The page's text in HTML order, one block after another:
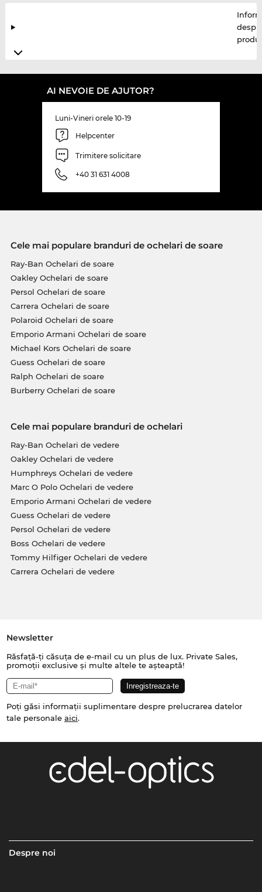
AI NEVOIE DE AJUTOR?
Luni-Vineri orele 10-19
Helpcenter
Trimitere solicitare
+40 31 631 4008
Cele mai populare branduri de ochelari de soare
Ray-Ban Ochelari de soare
Oakley Ochelari de soare
Persol Ochelari de soare
Carrera Ochelari de soare
Polaroid Ochelari de soare
Emporio Armani Ochelari de soare
Michael Kors Ochelari de soare
Guess Ochelari de soare
Ralph Ochelari de soare
Burberry Ochelari de soare
Cele mai populare branduri de ochelari
Ray-Ban Ochelari de vedere
Oakley Ochelari de vedere
Humphreys Ochelari de vedere
Marc O Polo Ochelari de vedere
Emporio Armani Ochelari de vedere
Guess Ochelari de vedere
Persol Ochelari de vedere
Boss Ochelari de vedere
Tommy Hilfiger Ochelari de vedere
Carrera Ochelari de vedere
Newsletter
Răsfață-ți căsuța de e-mail cu un plus de lux. Private Sales,
promoții exclusive și multe altele te așteaptă!
Poți găsi informații suplimentare despre prelucrarea datelor
tale personale aici.
Despre noi